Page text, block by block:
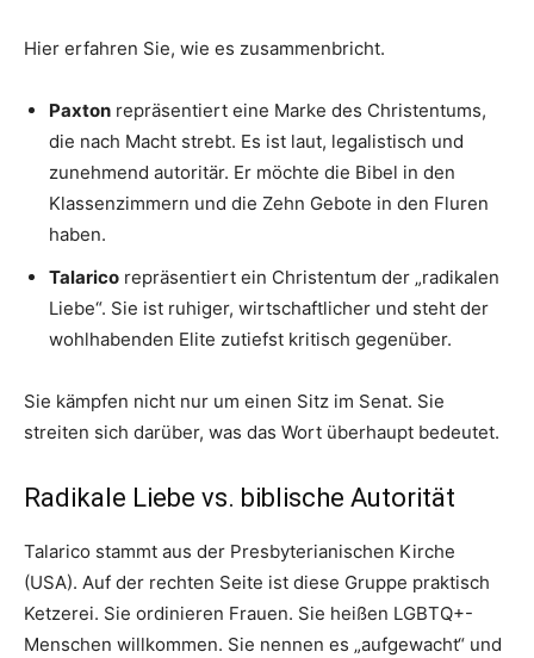
Hier erfahren Sie, wie es zusammenbricht.
Paxton repräsentiert eine Marke des Christentums,
die nach Macht strebt. Es ist laut, legalistisch und
zunehmend autoritär. Er möchte die Bibel in den
Klassenzimmern und die Zehn Gebote in den Fluren
haben.
Talarico repräsentiert ein Christentum der „radikalen
Liebe“. Sie ist ruhiger, wirtschaftlicher und steht der
wohlhabenden Elite zutiefst kritisch gegenüber.
Sie kämpfen nicht nur um einen Sitz im Senat. Sie
streiten sich darüber, was das Wort überhaupt bedeutet.
Radikale Liebe vs. biblische Autorität
Talarico stammt aus der Presbyterianischen Kirche
(USA). Auf der rechten Seite ist diese Gruppe praktisch
Ketzerei. Sie ordinieren Frauen. Sie heißen LGBTQ+-
Menschen willkommen. Sie nennen es „aufgewacht“ und